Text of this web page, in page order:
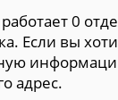
0
Если вы
адрес.